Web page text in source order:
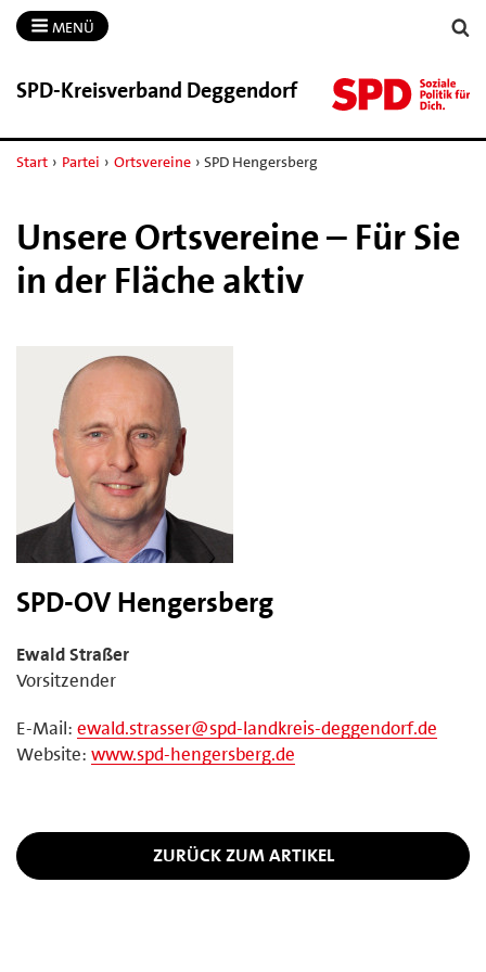
MENÜ
SPD-​Kreisverband Deggendorf
Start › Partei › Ortsvereine › SPD Hengersberg
Unsere Ortsvereine – Für Sie
in der Fläche aktiv
SPD-OV Hengersberg
Ewald Straßer
Vorsitzender
E-Mail: ewald.strasser@spd-landkreis-deggendorf.de
Website: www.spd-hengersberg.de
ZURÜCK ZUM ARTIKEL